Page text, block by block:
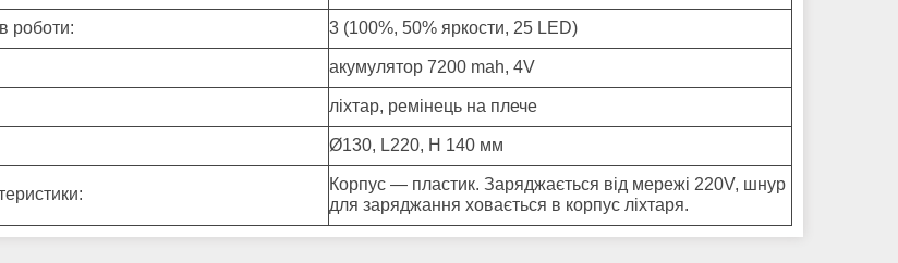
роботи: 3 (100%, 50% яркости, 25 LED)
акумулятор 7200 mah, 4V
ліхтар, ремінець на плече
Ø130, L220, H 140 мм
Корпус — пластик. Заряджається від мережі 220V, шнур
для заряджання ховається в корпус ліхтаря.